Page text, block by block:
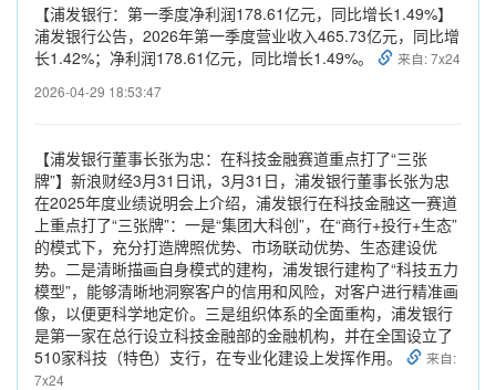
【浦发银行：第一季度净利润178.61亿元，同比增长1.49%】
浦发银行公告，2026年第一季度营业收入465.73亿元，同比增
长1.42%；净利润178.61亿元，同比增长1.49%。
来自: 7x24
2026-04-29 18:53:47
【浦发银行董事长张为忠：在科技金融赛道重点打了“三张
牌”】新浪财经3月31日讯，3月31日，浦发银行董事长张为忠
在2025年度业绩说明会上介绍，浦发银行在科技金融这一赛道
上重点打了“三张牌”：一是“集团大科创”，在“商行+投行+生态”
的模式下，充分打造牌照优势、市场联动优势、生态建设优
势。二是清晰描画自身模式的建构，浦发银行建构了“科技五力
模型”，能够清晰地洞察客户的信用和风险，对客户进行精准画
像，以便更科学地定价。三是组织体系的全面重构，浦发银行
是第一家在总行设立科技金融部的金融机构，并在全国设立了
510家科技（特色）支行，在专业化建设上发挥作用。
来自:
7x24